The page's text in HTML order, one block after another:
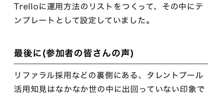
Trelloに運用方法のリストをつくって、その中にテ
ンプレートとして設定していました。
最後に(参加者の皆さんの声)
リファラル採用などの裏側にある、タレントプール
活用知見はなかなか世の中に出回っていない印象で